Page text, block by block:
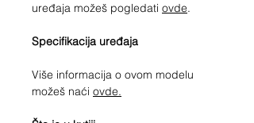
uređaja možeš pogledati ovde.
Specifikacija uređaja
Više informacija o ovom modelu
možeš naći ovde.